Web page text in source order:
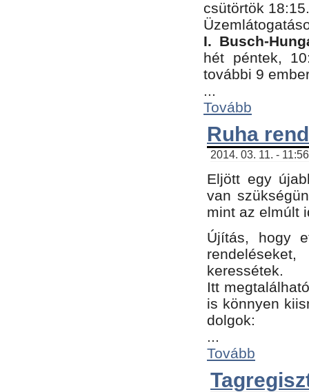
csütörtök 18:15.
I. Busch-
hét péntek,
további 9
...
Tovább
Ruha
2014. 03. 11. -
Eljött egy
van
mint az elmúlt
Újítás, hogy
keressétek.
Itt
is könnyen
dolgok:
...
Tovább